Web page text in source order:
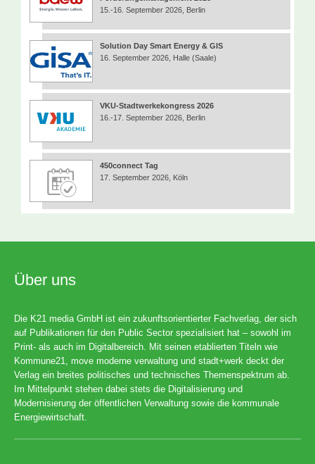
15.-16. September 2026, Berlin
Solution Day Smart Energy & GIS
16. September 2026, Halle (Saale)
VKU-Stadtwerkekongress 2026
16.-17. September 2026, Berlin
450connect Tag
17. September 2026, Köln
Über uns
Die K21 media GmbH ist ein zukunftsorientierter Fachverlag, der sich
auf Publikationen für den Public Sector spezialisiert hat – sowohl im
Print- als auch im Digitalbereich. Mit seinen etablierten Titeln wie
Kommune21, move moderne verwaltung und stadt+werk deckt der
Verlag ein breites politisches und technisches Themenspektrum ab.
Im Mittelpunkt stehen dabei stets die Digitalisierung und
Modernisierung der öffentlichen Verwaltung sowie die kommunale
Energiewirtschaft.